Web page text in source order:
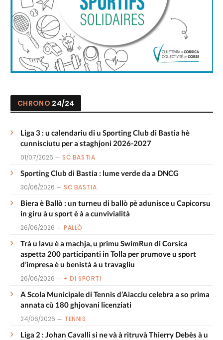
CHRONO 24/24
Liga 3 : u calendariu di u Sporting Club di Bastia hè
cunnisciutu per a staghjoni 2026-2027
01/07/2026 SC BASTIA
Sporting Club di Bastia : lume verde da a DNCG
30/06/2026 SC BASTIA
Biera è Ballò : un turneu di ballò pè adunisce u Capicorsu
in giru à u sport è à a cunvivialità
26/06/2026 PALLÒ
Trà u lavu è a machja, u primu SwimRun di Corsica
aspetta 200 participanti in Tolla per prumove u sport
d’impresa è u benistà à u travagliu
26/06/2026 + DI SPORTI
A Scola Municipale di Tennis d’Aiacciu celebra a so prima
annata cù 180 ghjovani licenziati
24/06/2026 TENNIS
Liga 2 : Johan Cavalli si ne và à ritruvà Thierry Debès à u